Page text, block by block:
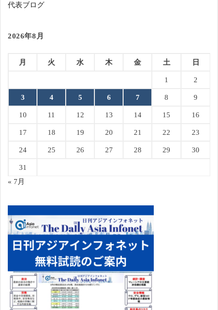
代表ブログ
2026年8月
月 火 水 木 金 土 日
1 2
3 4 5 6 7 8 9
10 11 12 13 14 15 16
17 18 19 20 21 22 23
24 25 26 27 28 29 30
31
« 7月